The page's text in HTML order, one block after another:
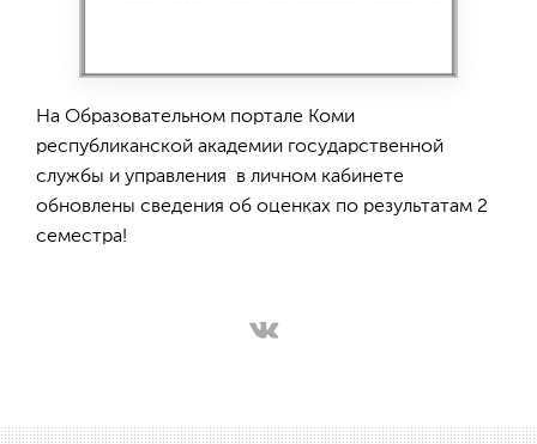
На Образовательном портале Коми
республиканской академии государственной
службы и управления в личном кабинете
обновлены сведения об оценках по результатам 2
семестра!